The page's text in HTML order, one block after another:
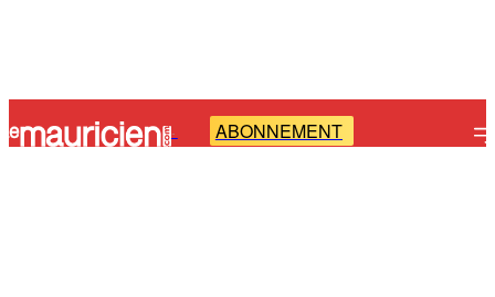
- ABONNEMENT